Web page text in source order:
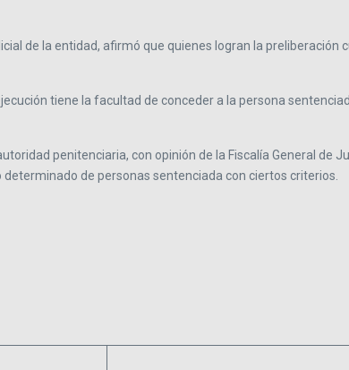
de la entidad, afirmó que quienes logran la preliberación
tiene la facultad de conceder a la persona
penitenciaria, con opinión de la Fiscalía General de
de personas sentenciada con ciertos criterios.